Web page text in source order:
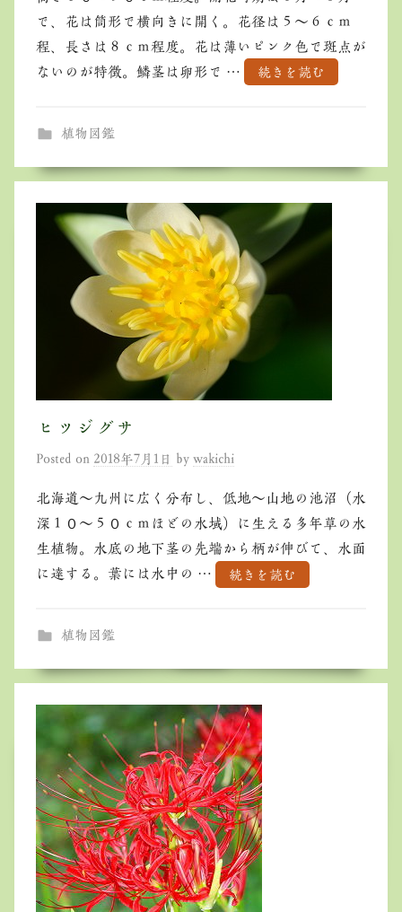
で、花は筒形で横向きに開く。花径は５～６ｃｍ
程、長さは８ｃｍ程度。花は薄いピンク色で斑点が
ないのが特徴。鱗茎は卵形で …
続きを読む
植物図鑑
ヒツジグサ
Posted on 2018年7月1日 by wakichi
北海道～九州に広く分布し、低地～山地の池沼（水
深１０～５０ｃｍほどの水域）に生える多年草の水
生植物。水底の地下茎の先端から柄が伸びて、水面
に達する。葉には水中の …
続きを読む
植物図鑑